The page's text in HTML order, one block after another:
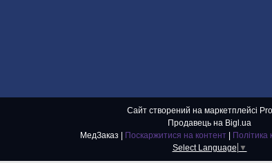
Сайт створений на маркетплейсі
Продавець на Bigl.ua
МедЗаказ | Поскаржитися на контент | Політика
Select Language ▼